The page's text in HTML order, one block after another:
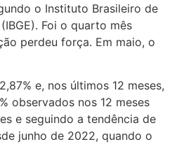
o Instituto Brasileiro de
Foi o quarto mês
perdeu força. Em maio, o
e, nos últimos 12 meses,
observados nos 12 meses
e seguindo a tendência de
junho de 2022, quando o